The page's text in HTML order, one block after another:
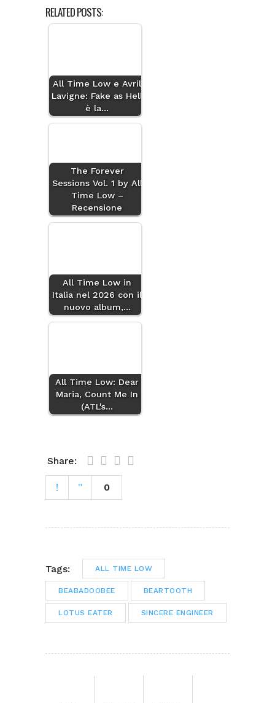
RELATED POSTS:
All Time Low e Avril
Lavigne: Fake as Hell
è la…
The Forever
Sessions Vol. 1 by All
Time Low –
Recensione
All Time Low in
Italia nel 2026 con il
nuovo album,…
All Time Low: Dear
Maria, Count Me In
(ATL's…
Share:
0
Tags: ALL TIME LOW
BEABADOOBEE BEARTOOTH
LOTUS EATER SINCERE ENGINEER